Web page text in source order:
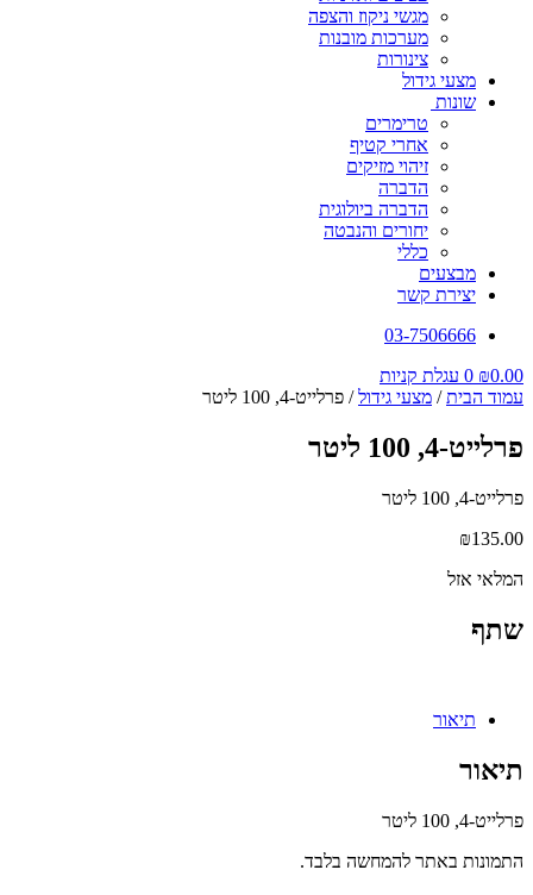
מגשי ניקוז והצפה
מערכות מובנות
צינורות
מצעי גידול
שונות
טרימרים
אחרי קטיף
זיהוי מזיקים
הדברה
הדברה ביולוגית
יחורים והנבטה
כללי
מבצעים
יצירת קשר
03-7506666
₪0.00
0 עגלת קניות
עמוד הבית/ מצעי גידול/ פרלייט-4, 100 ליטר
פרלייט-4, 100 ליטר
פרלייט-4, 100 ליטר
₪135.00
המלאי אזל
שתף
תיאור
תיאור
פרלייט-4, 100 ליטר
התמונות באתר להמחשה בלבד.